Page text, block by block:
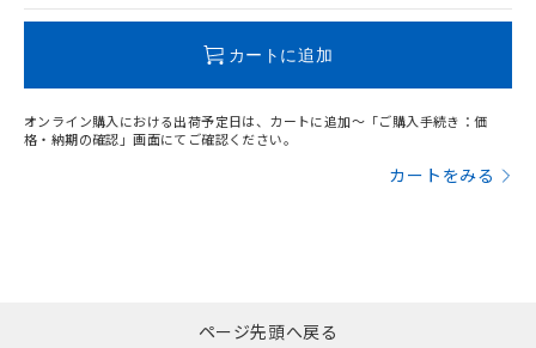
カートに追加
オンライン購入における出荷予定日は、カートに追加～「ご購入手続き：価
格・納期の確認」画面にてご確認ください。
カートをみる
ページ先頭へ戻る